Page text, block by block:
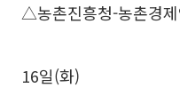
△농촌진흥청-농촌경
16일(화)